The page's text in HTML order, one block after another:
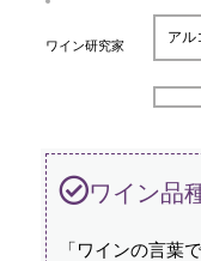
ワイン研究家 アル
ワイン品
「ワインの言葉